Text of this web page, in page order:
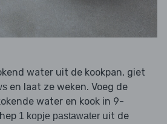
water uit de kookpan, giet
en laat ze weken. Voeg de
water en kook in 9-
1 kopje pastawater uit de